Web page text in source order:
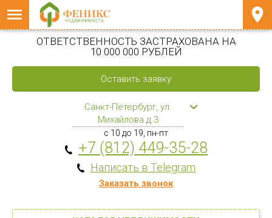
ОТВЕТСТВЕННОСТЬ ЗАСТРАХОВАНА НА
10 000 000 РУБЛЕЙ
Оставить заявку
Санкт-Петербург, ул.
Михайлова д.3
с 10 до 19, пн-пт
+7 (812) 449-35-28
Написать в Telegram
Заказать звонок